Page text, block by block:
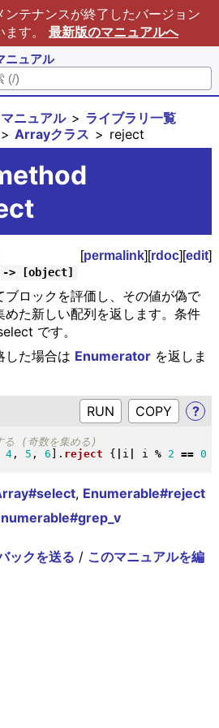
ンテナンスが終了したバージョン
す。 最新版のマニュアルへ
ニュアル
ニュアル
ライブラリ一覧
Arrayクラス reject
[permalink][rdoc][edit]
[object]
ブロックを評価し、その値が偽で
めた新しい配列を返します。条件
です。
した場合は Enumeratorを返しま
RUN ?
4, 5 , 6 . reject { i i % 2 == 0
, Enumerable#reject
ックを送る / このマニュアルを編